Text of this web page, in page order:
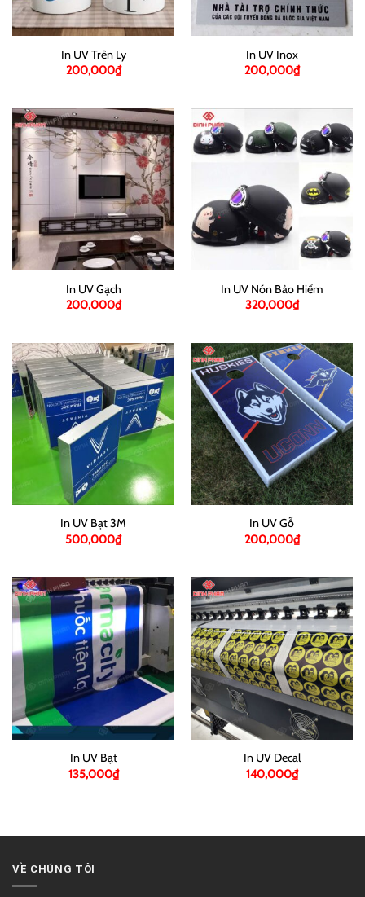
In UV Trên Ly
200,000₫
In UV Inox
200,000₫
In UV Gạch
200,000₫
In UV Nón Bảo Hiểm
320,000₫
In UV Bạt 3M
500,000₫
In UV Gỗ
200,000₫
In UV Bạt
135,000₫
In UV Decal
140,000₫
VỀ CHÚNG TÔI